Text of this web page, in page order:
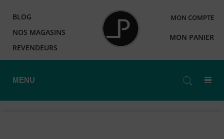
BLOG
NOS MAGASINS
REVENDEURS
MON COMPTE
MON PANIER
MENU